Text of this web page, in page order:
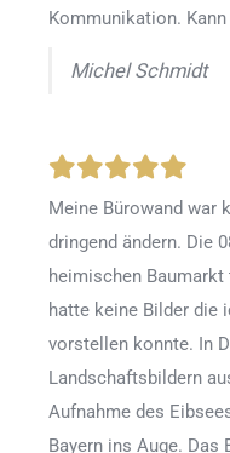
Kommunikation.
Michel Schmidt
Meine Bürowand war
dringend ändern. Die
heimischen
hatte keine Bilder die
vorstellen konnte. In
Landschaftsbildern
Aufnahme des
Bayern ins Auge.